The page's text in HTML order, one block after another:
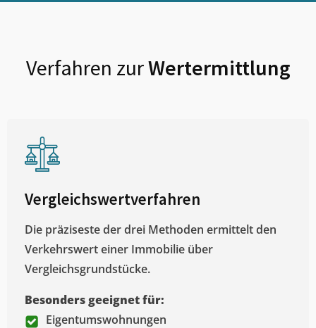
Verfahren zurWertermittlung
Vergleichswertverfahren
Die präziseste der drei Methoden ermittelt den
Verkehrswert einer Immobilie über
Vergleichsgrundstücke.
Besonders geeignet für:
Eigentumswohnungen